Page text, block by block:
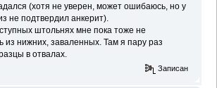
(хотя не уверен, может ошибаюсь, но у
не подтвердил анкерит).
штольнях мне пока тоже не
из нижних, заваленных. Там я пару раз
в отвалах.
Записан